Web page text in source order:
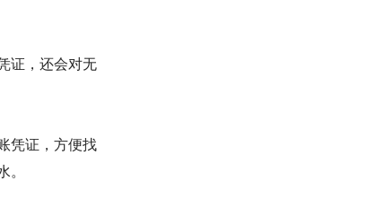
证，还会对无
凭证，方便找
。